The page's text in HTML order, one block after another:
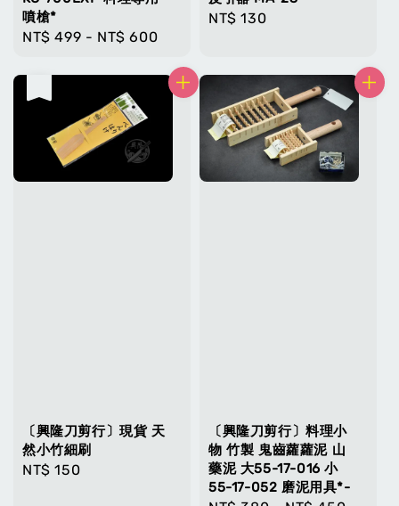
噴槍*
Regular
NT$ 499 - NT$ 600
Regular
NT$ 130
〔興隆刀剪行〕現貨 天
然小竹細刷
Regular
NT$ 150
〔興隆刀剪行〕料理小
物 竹製 鬼齒蘿蘿泥 山
藥泥 大55-17-016 小
55-17-052 磨泥用具*-